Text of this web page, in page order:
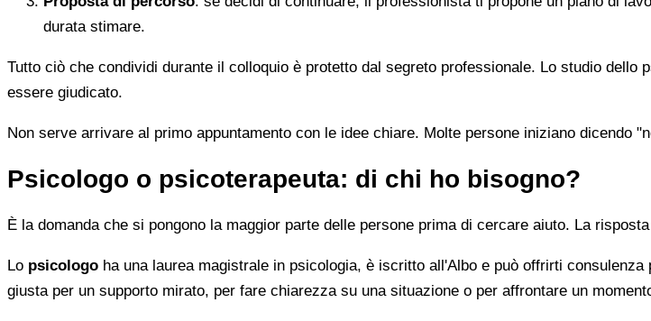
durata stimare.
Tutto ciò che condividi durante il colloquio è protetto dal segreto professionale. Lo studio
essere giudicato.
Non serve arrivare al primo appuntamento con le idee chiare. Molte persone iniziano dicendo
Psicologo o psicoterapeuta: di chi ho bisogno?
È la domanda che si pongono la maggior parte delle persone prima di cercare aiuto. La
Lo psicologo ha una laurea magistrale in psicologia, è iscritto all'Albo e può offrirti
giusta per un supporto mirato, per fare chiarezza su una situazione o per affrontare un